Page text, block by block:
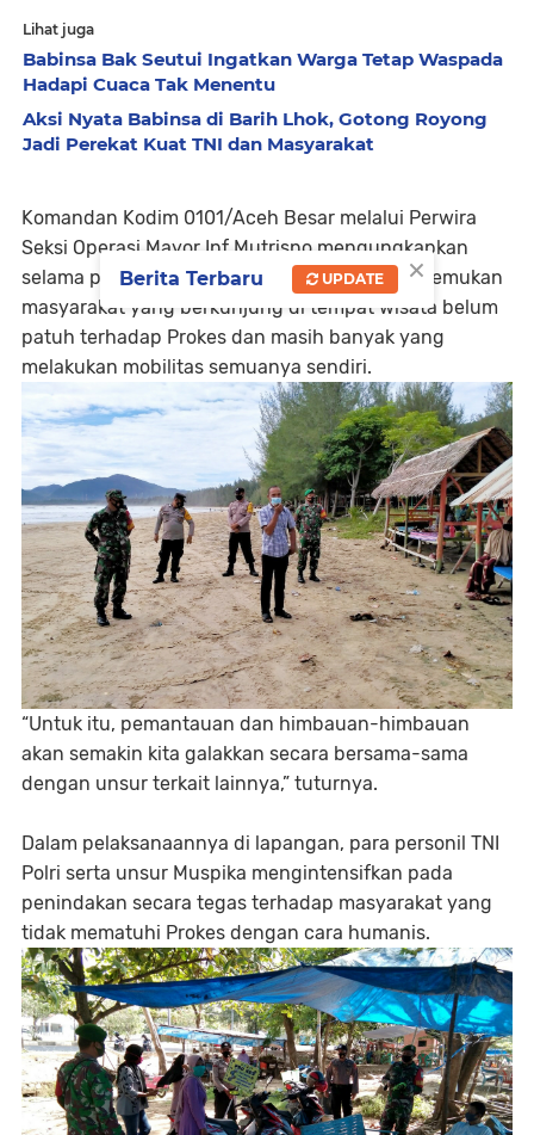
Lihat juga
Babinsa Bak Seutui Ingatkan Warga Tetap Waspada
Hadapi Cuaca Tak Menentu
Aksi Nyata Babinsa di Barih Lhok, Gotong Royong
Jadi Perekat Kuat TNI dan Masyarakat
Komandan Kodim 0101/Aceh Besar melalui Perwira
Seksi Operasi Mayor Inf Mutrisno mengungkapkan
selama pemberlakuan PPKM masih banyak ditemukan
masyarakat yang berkunjung di tempat wisata belum
patuh terhadap Prokes dan masih banyak yang
melakukan mobilitas semuanya sendiri.
“Untuk itu, pemantauan dan himbauan-himbauan
akan semakin kita galakkan secara bersama-sama
dengan unsur terkait lainnya,” tuturnya.
Dalam pelaksanaannya di lapangan, para personil TNI
Polri serta unsur Muspika mengintensifkan pada
penindakan secara tegas terhadap masyarakat yang
tidak mematuhi Prokes dengan cara humanis.
×
Berita Terbaru UPDATE